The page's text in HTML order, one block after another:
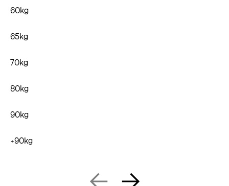
60kg
65kg
70kg
80kg
90kg
+90kg